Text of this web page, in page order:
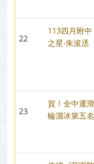
22
113四月附中
之星-朱浚丞
23
賀！全中運滑
輪溜冰第五名